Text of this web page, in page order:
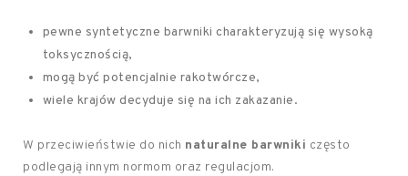
pewne syntetyczne barwniki charakteryzują się wysoką
toksycznością,
mogą być potencjalnie rakotwórcze,
wiele krajów decyduje się na ich zakazanie.
W przeciwieństwie do nich naturalne barwniki często
podlegają innym normom oraz regulacjom.